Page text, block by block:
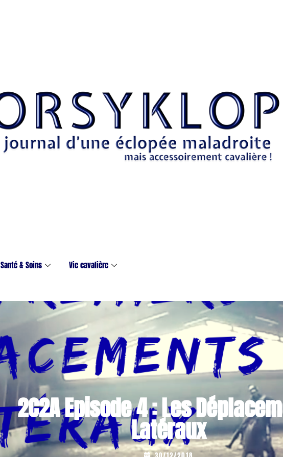
Santé & Soins Vie cavalière
2C2A Episode 4 : Les
Latéraux